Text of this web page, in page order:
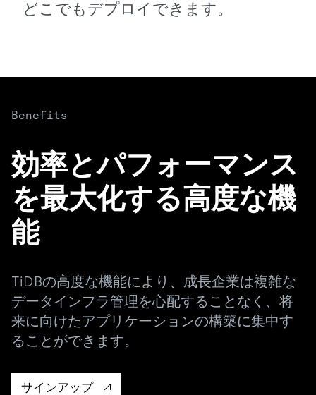
どこでもデプロイできます。
Benefits
効率とパフォーマンス
を最大化する高度な機
能
TiDBの高度な機能により、成長企業は複雑な
データインフラ管理を心配することなく、将
来に向けたアプリケーションの構築に集中す
ることができます。
サインアップ